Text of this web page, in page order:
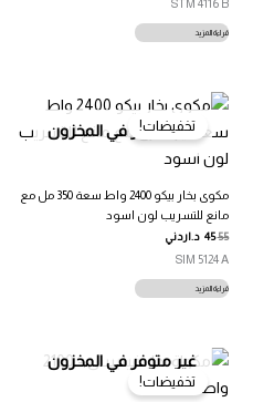
STM 4116 B
قراءة المزيد
غير متوفر في المخزون
تخفيضات!
مكوى بخار بيكو 2400 واط سعة 350 مل مع
مانع للتسريب لون اسود
55
45 د.اردني
SIM 5124 A
قراءة المزيد
غير متوفر في المخزون
تخفيضات!